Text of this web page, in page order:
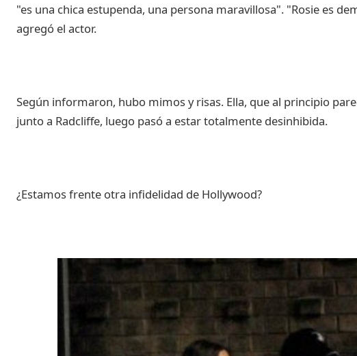
"es una chica estupenda, una persona maravillosa". "Rosie es
agregó el actor.
Según informaron, hubo mimos y risas. Ella, que al principio
junto a Radcliffe, luego pasó a estar totalmente desinhibida.
¿Estamos frente otra infidelidad de Hollywood?